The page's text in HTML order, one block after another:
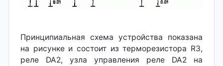
Принципиальная схема устройства показана
на рисунке и состоит из терморезистора R3,
реле DA2, узла управления реле DA2 на